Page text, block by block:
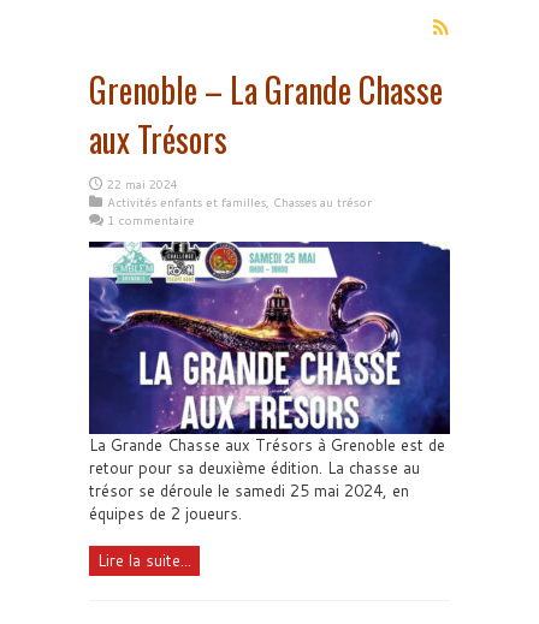
Grenoble – La Grande Chasse
aux Trésors
22 mai 2024
Activités enfants et familles, Chasses au trésor
1 commentaire
La Grande Chasse aux Trésors à Grenoble est de
retour pour sa deuxième édition. La chasse au
trésor se déroule le samedi 25 mai 2024, en
équipes de 2 joueurs.
Lire la suite...